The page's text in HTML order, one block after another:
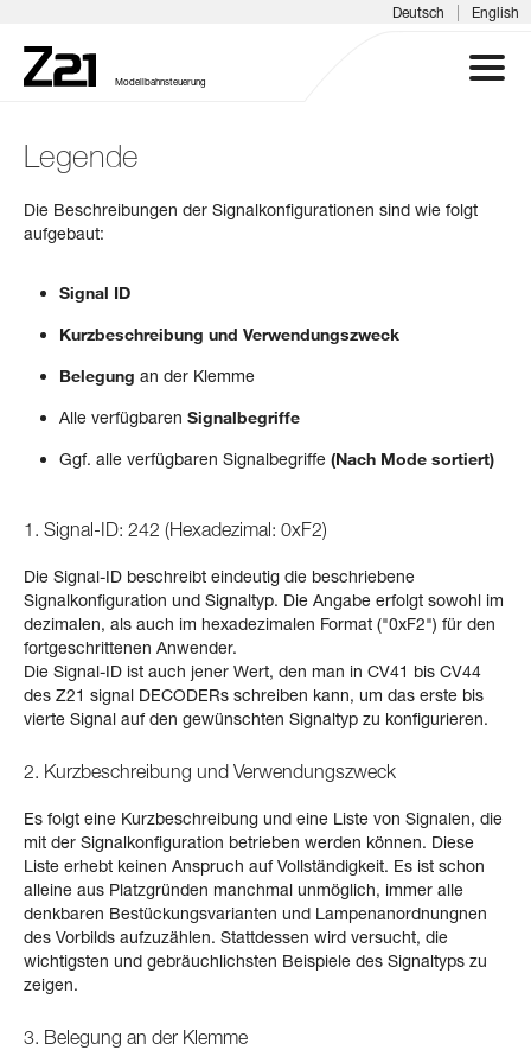
Deutsch | English
Modellbahnsteuerung
Z21 SYSTEM
PRODUKTE
DOWNLOADS
INFOTAGE
Legende
Die Beschreibungen der Signalkonfigurationen sind wie folgt
aufgebaut:
Signal ID
Kurzbeschreibung und Verwendungszweck
Belegung an der Klemme
Alle verfügbaren Signalbegriffe
Ggf. alle verfügbaren Signalbegriffe (Nach Mode sortiert)
1. Signal-ID: 242 (Hexadezimal: 0xF2)
Die Signal-ID beschreibt eindeutig die beschriebene
Signalkonfiguration und Signaltyp. Die Angabe erfolgt sowohl im
dezimalen, als auch im hexadezimalen Format ("0xF2") für den
fortgeschrittenen Anwender.
Die Signal-ID ist auch jener Wert, den man in CV41 bis CV44
des Z21 signal DECODERs schreiben kann, um das erste bis
vierte Signal auf den gewünschten Signaltyp zu konfigurieren.
2. Kurzbeschreibung und Verwendungszweck
Es folgt eine Kurzbeschreibung und eine Liste von Signalen, die
mit der Signalkonfiguration betrieben werden können. Diese
Liste erhebt keinen Anspruch auf Vollständigkeit. Es ist schon
alleine aus Platzgründen manchmal unmöglich, immer alle
denkbaren Bestückungsvarianten und Lampenanordnungnen
des Vorbilds aufzuzählen. Stattdessen wird versucht, die
wichtigsten und gebräuchlichsten Beispiele des Signaltyps zu
zeigen.
3. Belegung an der Klemme